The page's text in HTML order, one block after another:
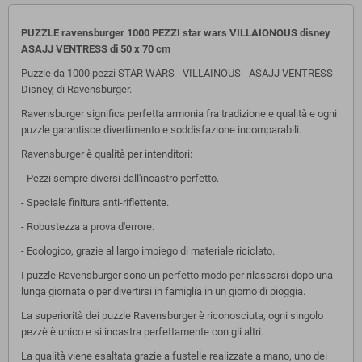
PUZZLE ravensburger 1000 PEZZI star wars VILLAIONOUS disney
ASAJJ VENTRESS di 50 x 70 cm
Puzzle da 1000 pezzi STAR WARS - VILLAINOUS - ASAJJ VENTRESS
Disney, di Ravensburger.
Ravensburger significa perfetta armonia fra tradizione e qualità e ogni
puzzle garantisce divertimento e soddisfazione incomparabili.
Ravensburger è qualità per intenditori:
- Pezzi sempre diversi dall'incastro perfetto.
- Speciale finitura anti-riflettente.
- Robustezza a prova d'errore.
- Ecologico, grazie al largo impiego di materiale riciclato.
I puzzle Ravensburger sono un perfetto modo per rilassarsi dopo una
lunga giornata o per divertirsi in famiglia in un giorno di pioggia.
La superiorità dei puzzle Ravensburger è riconosciuta, ogni singolo
pezzè è unico e si incastra perfettamente con gli altri.
La qualità viene esaltata grazie a fustelle realizzate a mano, uno dei